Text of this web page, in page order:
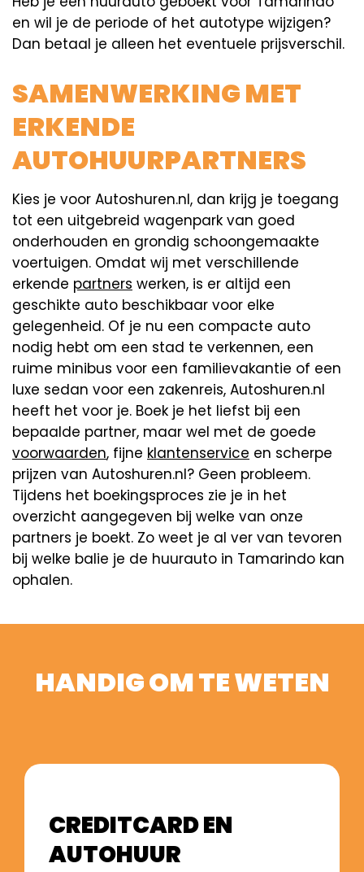
en wil je de periode of het autotype wijzigen?
Dan betaal je alleen het eventuele prijsverschil.
SAMENWERKING MET
ERKENDE
AUTOHUURPARTNERS
Kies je voor Autoshuren.nl, dan krijg je toegang
tot een uitgebreid wagenpark van goed
onderhouden en grondig schoongemaakte
voertuigen. Omdat wij met verschillende
erkende partners werken, is er altijd een
geschikte auto beschikbaar voor elke
gelegenheid. Of je nu een compacte auto
nodig hebt om een stad te verkennen, een
ruime minibus voor een familievakantie of een
luxe sedan voor een zakenreis, Autoshuren.nl
heeft het voor je. Boek je het liefst bij een
bepaalde partner, maar wel met de goede
voorwaarden, fijne klantenservice en scherpe
prijzen van Autoshuren.nl? Geen probleem.
Tijdens het boekingsproces zie je in het
overzicht aangegeven bij welke van onze
partners je boekt. Zo weet je al ver van tevoren
bij welke balie je de huurauto in Tamarindo kan
ophalen.
HANDIG OM TE WETEN
CREDITCARD EN
AUTOHUUR